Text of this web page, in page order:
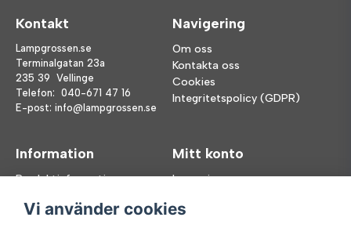
Kontakt
Lampgrossen.se
Terminalgatan 23a
235 39 Vellinge
Telefon: 040-671 47 16
E-post: info@lampgrossen.se
Navigering
Om oss
Kontakta oss
Cookies
Integritetspolicy (GDPR)
Information
Produktinformation
FAQ
Mitt konto
Logga in
Glömt lösenord?
Vi använder cookies